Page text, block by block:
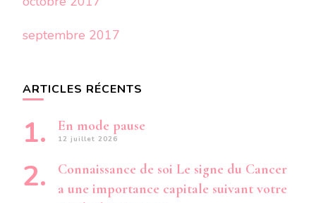
septembre 2017
ARTICLES RÉCENTS
En mode pause
12 juillet 2026
Connaissance de soi Le signe du Cancer
a une importance capitale suivant votre